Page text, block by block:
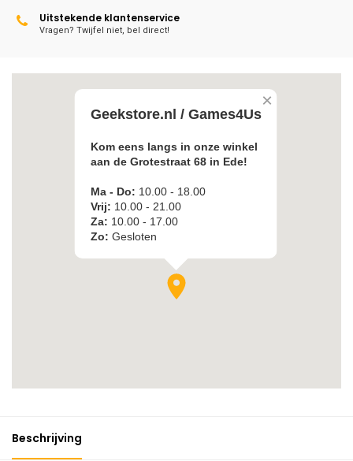
Uitstekende klantenservice
Vragen? Twijfel niet, bel direct!
Beschrijving